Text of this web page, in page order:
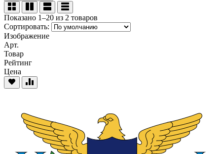
Показано 1–20 из 2 товаров
Сортировать:
Изображение
Арт.
Товар
Рейтинг
Цена